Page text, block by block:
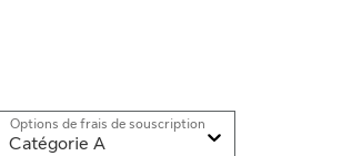
Options de frais de souscription
Catégorie A